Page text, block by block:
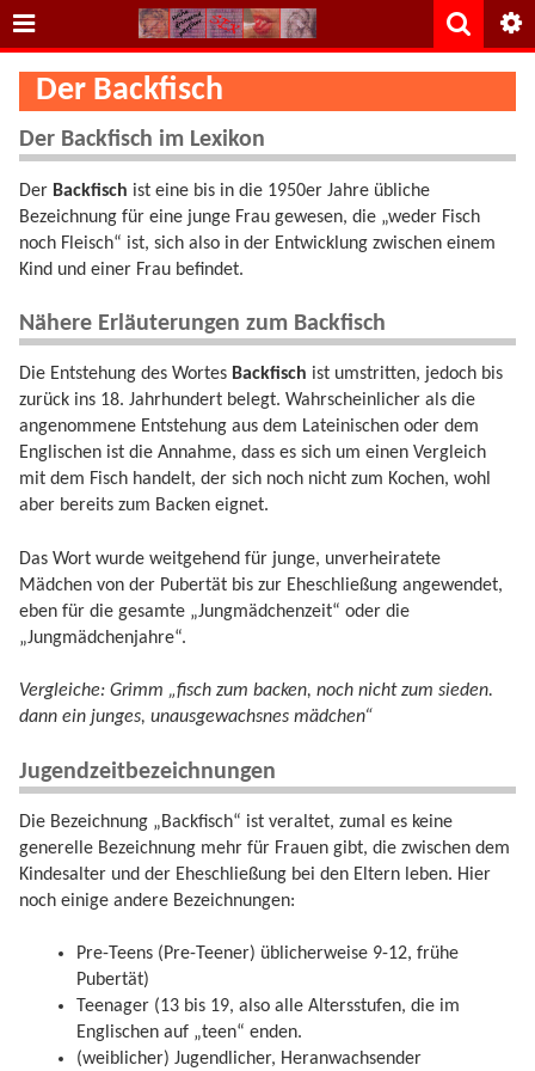
Der Backfisch
Der Backfisch im Lexikon
Der Backfisch ist eine bis in die 1950er Jahre übliche
Bezeichnung für eine junge Frau gewesen, die „weder Fisch
noch Fleisch“ ist, sich also in der Entwicklung zwischen einem
Kind und einer Frau befindet.
Nähere Erläuterungen zum Backfisch
Die Entstehung des Wortes Backfisch ist umstritten, jedoch bis
zurück ins 18. Jahrhundert belegt. Wahrscheinlicher als die
angenommene Entstehung aus dem Lateinischen oder dem
Englischen ist die Annahme, dass es sich um einen Vergleich
mit dem Fisch handelt, der sich noch nicht zum Kochen, wohl
aber bereits zum Backen eignet.
Das Wort wurde weitgehend für junge, unverheiratete
Mädchen von der Pubertät bis zur Eheschließung angewendet,
eben für die gesamte „Jungmädchenzeit“ oder die
„Jungmädchenjahre“.
Vergleiche: Grimm „fisch zum backen, noch nicht zum sieden.
dann ein junges, unausgewachsnes mädchen“
Jugendzeitbezeichnungen
Die Bezeichnung „Backfisch“ ist veraltet, zumal es keine
generelle Bezeichnung mehr für Frauen gibt, die zwischen dem
Kindesalter und der Eheschließung bei den Eltern leben. Hier
noch einige andere Bezeichnungen:
Pre-Teens (Pre-Teener) üblicherweise 9-12, frühe
Pubertät)
Teenager (13 bis 19, also alle Altersstufen, die im
Englischen auf „teen“ enden.
(weiblicher) Jugendlicher, Heranwachsender